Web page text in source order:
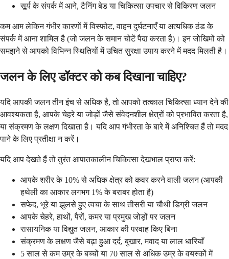
सूर्य के संपर्क में आने, टैनिंग बेड या चिकित्सा उपचार से विकिरण जलन
कम आम लेकिन गंभीर कारणों में विस्फोट, वाहन दुर्घटनाएँ या अत्यधिक ठंड के
संपर्क में आना शामिल है (जो जलन के समान चोटें पैदा करता है)। इन जोखिमों को
समझने से आपको विभिन्न स्थितियों में उचित सुरक्षा उपाय करने में मदद मिलती है।
जलन के लिए डॉक्टर को कब दिखाना चाहिए?
यदि आपकी जलन तीन इंच से अधिक है, तो आपको तत्काल चिकित्सा ध्यान देने की
आवश्यकता है, आपके चेहरे या जोड़ों जैसे संवेदनशील क्षेत्रों को प्रभावित करता है,
या संक्रमण के लक्षण दिखाता है। यदि आप गंभीरता के बारे में अनिश्चित हैं तो मदद
पाने के लिए प्रतीक्षा न करें।
यदि आप देखते हैं तो तुरंत आपातकालीन चिकित्सा देखभाल प्राप्त करें:
आपके शरीर के 10% से अधिक क्षेत्र को कवर करने वाली जलन (आपकी
हथेली का आकार लगभग 1% के बराबर होता है)
सफेद, भूरे या झुलसे हुए त्वचा के साथ तीसरी या चौथी डिग्री जलन
आपके चेहरे, हाथों, पैरों, कमर या प्रमुख जोड़ों पर जलन
रासायनिक या विद्युत जलन, आकार की परवाह किए बिना
संक्रमण के लक्षण जैसे बढ़ा हुआ दर्द, बुखार, मवाद या लाल धारियाँ
5 साल से कम उम्र के बच्चों या 70 साल से अधिक उम्र के वयस्कों में